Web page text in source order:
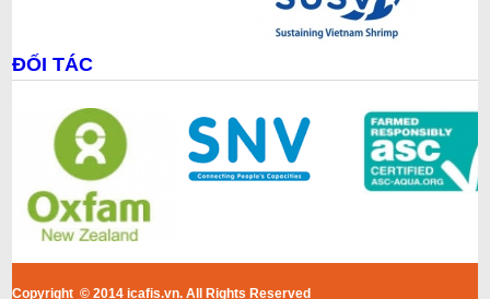
ĐỐI TÁC
Copyright © 2014 icafis.vn. All Rights Reserved